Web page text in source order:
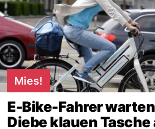
Mies!
E-Bike-Fahrer
Diebe klauen Tasche